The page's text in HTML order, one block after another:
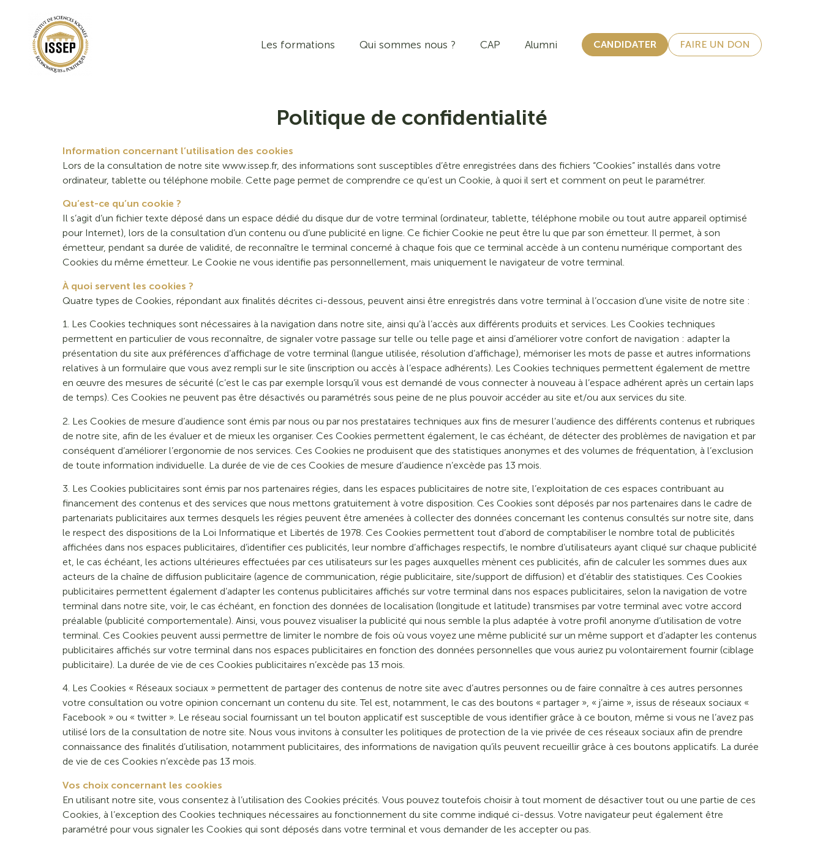
Les formations Qui sommes nous ? CAP Alumni CANDIDATER FAIRE UN DON
Politique de confidentialité
Information concernant l’utilisation des cookies
Lors de la consultation de notre site www.issep.fr, des informations sont susceptibles d’être enregistrées dans des fichiers “Cookies” installés dans votre
ordinateur, tablette ou téléphone mobile. Cette page permet de comprendre ce qu’est un Cookie, à quoi il sert et comment on peut le paramétrer.
Qu’est-ce qu’un cookie ?
Il s’agit d’un fichier texte déposé dans un espace dédié du disque dur de votre terminal (ordinateur, tablette, téléphone mobile ou tout autre appareil optimisé
pour Internet), lors de la consultation d’un contenu ou d’une publicité en ligne. Ce fichier Cookie ne peut être lu que par son émetteur. Il permet, à son
émetteur, pendant sa durée de validité, de reconnaître le terminal concerné à chaque fois que ce terminal accède à un contenu numérique comportant des
Cookies du même émetteur. Le Cookie ne vous identifie pas personnellement, mais uniquement le navigateur de votre terminal.
À quoi servent les cookies ?
Quatre types de Cookies, répondant aux finalités décrites ci-dessous, peuvent ainsi être enregistrés dans votre terminal à l’occasion d’une visite de notre site :
1. Les Cookies techniques sont nécessaires à la navigation dans notre site, ainsi qu’à l’accès aux différents produits et services. Les Cookies techniques
permettent en particulier de vous reconnaître, de signaler votre passage sur telle ou telle page et ainsi d’améliorer votre confort de navigation : adapter la
présentation du site aux préférences d’affichage de votre terminal (langue utilisée, résolution d’affichage), mémoriser les mots de passe et autres informations
relatives à un formulaire que vous avez rempli sur le site (inscription ou accès à l’espace adhérents). Les Cookies techniques permettent également de mettre
en œuvre des mesures de sécurité (c’est le cas par exemple lorsqu’il vous est demandé de vous connecter à nouveau à l’espace adhérent après un certain laps
de temps). Ces Cookies ne peuvent pas être désactivés ou paramétrés sous peine de ne plus pouvoir accéder au site et/ou aux services du site.
2. Les Cookies de mesure d’audience sont émis par nous ou par nos prestataires techniques aux fins de mesurer l’audience des différents contenus et rubriques
de notre site, afin de les évaluer et de mieux les organiser. Ces Cookies permettent également, le cas échéant, de détecter des problèmes de navigation et par
conséquent d’améliorer l’ergonomie de nos services. Ces Cookies ne produisent que des statistiques anonymes et des volumes de fréquentation, à l’exclusion
de toute information individuelle. La durée de vie de ces Cookies de mesure d’audience n’excède pas 13 mois.
3. Les Cookies publicitaires sont émis par nos partenaires régies, dans les espaces publicitaires de notre site, l’exploitation de ces espaces contribuant au
financement des contenus et des services que nous mettons gratuitement à votre disposition. Ces Cookies sont déposés par nos partenaires dans le cadre de
partenariats publicitaires aux termes desquels les régies peuvent être amenées à collecter des données concernant les contenus consultés sur notre site, dans
le respect des dispositions de la Loi Informatique et Libertés de 1978. Ces Cookies permettent tout d’abord de comptabiliser le nombre total de publicités
affichées dans nos espaces publicitaires, d’identifier ces publicités, leur nombre d’affichages respectifs, le nombre d’utilisateurs ayant cliqué sur chaque publicité
et, le cas échéant, les actions ultérieures effectuées par ces utilisateurs sur les pages auxquelles mènent ces publicités, afin de calculer les sommes dues aux
acteurs de la chaîne de diffusion publicitaire (agence de communication, régie publicitaire, site/support de diffusion) et d’établir des statistiques. Ces Cookies
publicitaires permettent également d’adapter les contenus publicitaires affichés sur votre terminal dans nos espaces publicitaires, selon la navigation de votre
terminal dans notre site, voir, le cas échéant, en fonction des données de localisation (longitude et latitude) transmises par votre terminal avec votre accord
préalable (publicité comportementale). Ainsi, vous pouvez visualiser la publicité qui nous semble la plus adaptée à votre profil anonyme d’utilisation de votre
terminal. Ces Cookies peuvent aussi permettre de limiter le nombre de fois où vous voyez une même publicité sur un même support et d’adapter les contenus
publicitaires affichés sur votre terminal dans nos espaces publicitaires en fonction des données personnelles que vous auriez pu volontairement fournir (ciblage
publicitaire). La durée de vie de ces Cookies publicitaires n’excède pas 13 mois.
4. Les Cookies « Réseaux sociaux » permettent de partager des contenus de notre site avec d’autres personnes ou de faire connaître à ces autres personnes
votre consultation ou votre opinion concernant un contenu du site. Tel est, notamment, le cas des boutons « partager », « j’aime », issus de réseaux sociaux «
Facebook » ou « twitter ». Le réseau social fournissant un tel bouton applicatif est susceptible de vous identifier grâce à ce bouton, même si vous ne l’avez pas
utilisé lors de la consultation de notre site. Nous vous invitons à consulter les politiques de protection de la vie privée de ces réseaux sociaux afin de prendre
connaissance des finalités d’utilisation, notamment publicitaires, des informations de navigation qu’ils peuvent recueillir grâce à ces boutons applicatifs. La durée
de vie de ces Cookies n’excède pas 13 mois.
Vos choix concernant les cookies
En utilisant notre site, vous consentez à l’utilisation des Cookies précités. Vous pouvez toutefois choisir à tout moment de désactiver tout ou une partie de ces
Cookies, à l’exception des Cookies techniques nécessaires au fonctionnement du site comme indiqué ci-dessus. Votre navigateur peut également être
paramétré pour vous signaler les Cookies qui sont déposés dans votre terminal et vous demander de les accepter ou pas.